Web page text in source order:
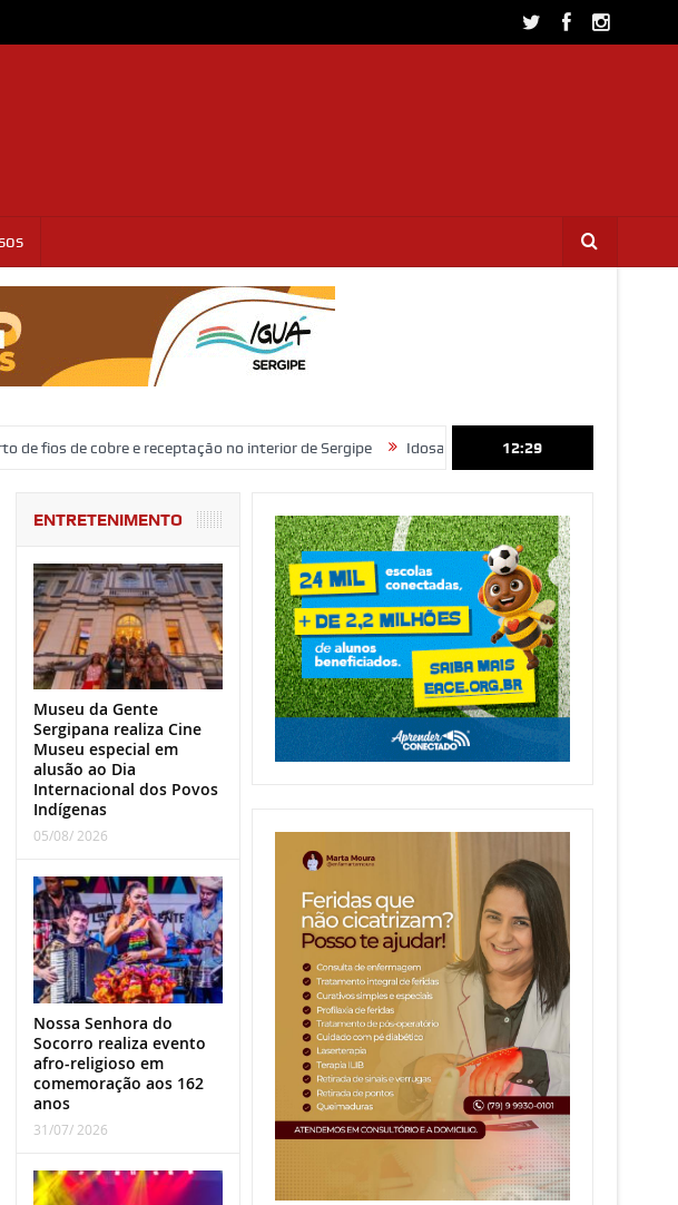
e receptação no interior de Sergipe Idosa de 82 anos morre após ser atropelada na
12:29
ENTRETENIMENTO
Museu da Gente
Sergipana realiza Cine
Museu especial em
alusão ao Dia
Internacional dos Povos
Indígenas
05/08/ 2026
Nossa Senhora do
Socorro realiza evento
afro-religioso em
comemoração aos 162
anos
31/07/ 2026